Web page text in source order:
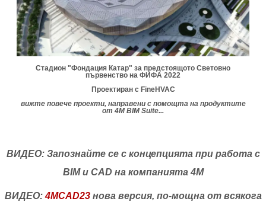
Стадион "Фондация Катар" за предстоящото Световно
първенство на ФИФА 2022
Проектиран с FineHVAC
вижте повече проекти, направени с помощта на продуктите
от 4M BIM Suite...
ВИДЕО: Запознайте се с концепцията при работа с
BIM и CAD на компанията 4M
ВИДЕО:4MCAD23 нова версия, по-мощна от всякога